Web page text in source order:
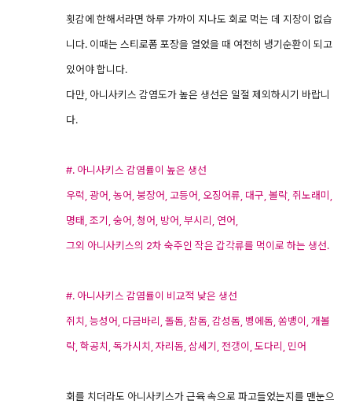
횟감에 한해서라면 하루 가까이 지나도 회로 먹는 데 지장이 없습
니다. 이때는 스티로폼 포장을 열었을 때 여전히 냉기순환이 되고
있어야 합니다.
다만, 아니사키스 감염도가 높은 생선은 일절 제외하시기 바랍니
다.
#. 아니사키스 감염률이 높은 생선
우럭, 광어, 농어, 붕장어, 고등어, 오징어류, 대구, 볼락, 쥐노래미,
명태, 조기, 숭어, 청어, 방어, 부시리, 연어,
그외 아니사키스의 2차 숙주인 작은 갑각류를 먹이로 하는 생선.
#. 아니사키스 감염률이 비교적 낮은 생선
쥐치, 능성어, 다금바리, 돌돔, 참돔, 감성돔, 벵에돔, 쏨뱅이, 개볼
락, 학공치, 독가시치, 자리돔, 삼세기, 전갱이, 도다리, 민어
회를 치더라도 아니사키스가 근육 속으로 파고들었는지를 맨눈으